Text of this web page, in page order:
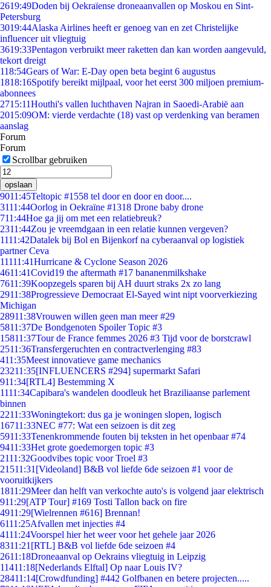
2619:49Doden bij Oekraïense droneaanvallen op Moskou en Sint-
Petersburg
3019:44Alaska Airlines heeft er genoeg van en zet Christelijke
influencer uit vliegtuig
3619:33Pentagon verbruikt meer raketten dan kan worden aangevuld,
tekort dreigt
118:54Gears of War: E-Day open beta begint 6 augustus
1818:16Spotify bereikt mijlpaal, voor het eerst 300 miljoen premium-
abonnees
2715:11Houthi's vallen luchthaven Najran in Saoedi-Arabië aan
2015:09OM: vierde verdachte (18) vast op verdenking van beramen
aanslag
Forum
Forum
Scrollbar gebruiken
opslaan
9011:45Teltopic #1558 tel door en door en door....
3111:44Oorlog in Oekraïne #1318 Drone baby drone
711:44Hoe ga jij om met een relatiebreuk?
2311:44Zou je vreemdgaan in een relatie kunnen vergeven?
1111:42Datalek bij Bol en Bijenkorf na cyberaanval op logistiek
partner Ceva
11111:41Hurricane & Cyclone Season 2026
4611:41Covid19 the aftermath #17 bananenmilkshake
7611:39Koopzegels sparen bij AH duurt straks 2x zo lang
2911:38Progressieve Democraat El-Sayed wint nipt voorverkiezing
Michigan
28911:38Vrouwen willen geen man meer #29
5811:37De Bondgenoten Spoiler Topic #3
15811:37Tour de France femmes 2026 #3 Tijd voor de borstcrawl
2511:36Transfergeruchten en contractverlenging #83
411:35Meest innovatieve game mechanics
23211:35[INFLUENCERS #294] supermarkt Safari
911:34[RTL4] Bestemming X
1111:34Capibara's wandelen doodleuk het Braziliaanse parlement
binnen
2211:33Woningtekort: dus ga je woningen slopen, logisch
16711:33NEC #77: Wat een seizoen is dit zeg
5911:33Tenenkrommende fouten bij teksten in het openbaar #74
9411:33Het grote goedemorgen topic #3
2111:32Goodvibes topic voor Troel #3
21511:31 [Videoland] B&B vol liefde 6de seizoen #1 voor de
vooruitkijkers
1811:29Meer dan helft van verkochte auto's is volgend jaar elektrisch
911:29[ATP Tour] #169 Tosti Tallon back on fire
4911:29[Wielrennen #616] Brennan!
6111:25Afvallen met injecties #4
4111:24Voorspel hier het weer voor het gehele jaar 2026
8311:21 [RTL] B&B vol liefde 6de seizoen #4
2611:18Droneaanval op Oekrains vliegtuig in Leipzig
11411:18[Nederlands Elftal] Op naar Louis IV?
28411:14[Crowdfunding] #442 Golfbanen en betere projecten.....